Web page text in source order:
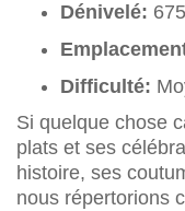
Dénivelé:
Difficulté:
Si quelque chose
plats et ses
histoire, ses
nous répertorions